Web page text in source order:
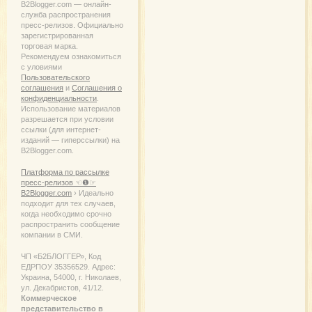
B2Blogger.com — онлайн-
служба распространения
пресс-релизов. Официально
зарегистрированная
торговая марка.
Рекомендуем ознакомиться
с уловиями
Пользовательского
соглашения и Соглашения о
конфиденциальности
Использование материалов
разрешается при условии
ссылки (для интернет-
изданий — гиперссылки) на
B2Blogger.com.
Платформа по рассылке
пресс-релизов ☜❶☞
B2Blogger.com › Идеально
подходит для тех случаев,
когда необходимо срочно
распространить сообщение
компании в СМИ.
ЧП «Б2БЛОГГЕР», Код
ЕДРПОУ 35356529. Адрес:
Украина, 54000, г. Николаев,
ул. Декабристов, 41/12.
Коммерческое
представительство в